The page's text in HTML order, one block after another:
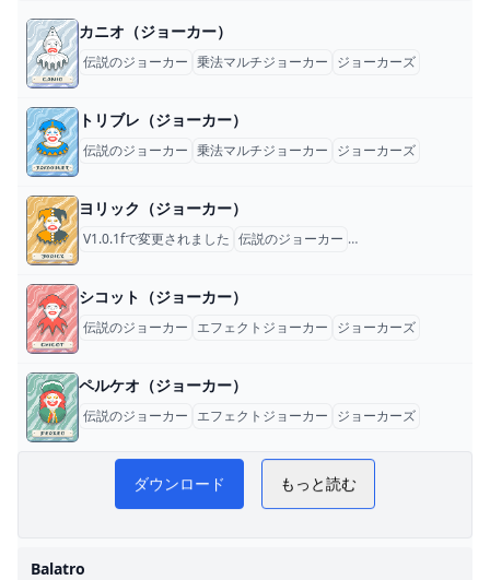
カニオ（ジョーカー）
伝説のジョーカー 乗法マルチジョーカー ジョーカーズ
トリブレ（ジョーカー）
伝説のジョーカー 乗法マルチジョーカー ジョーカーズ
ヨリック（ジョーカー）
V1.0.1fで変更されました 伝説のジョーカー 乗法マルチジョーカー
シコット（ジョーカー）
伝説のジョーカー エフェクトジョーカー ジョーカーズ
ペルケオ（ジョーカー）
伝説のジョーカー エフェクトジョーカー ジョーカーズ
Balatro 日本語攻略 WiKi
ダウンロード もっと読む
Balatro